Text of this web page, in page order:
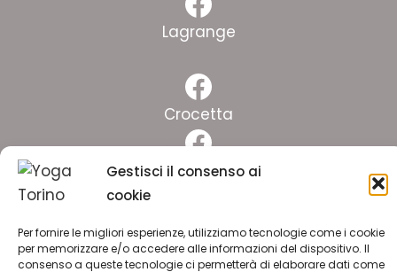
Gestisci il consenso ai
cookie
Per fornire le migliori esperienze, utilizziamo tecnologie come i cookie
per memorizzare e/o accedere alle informazioni del dispositivo. Il
consenso a queste tecnologie ci permetterà di elaborare dati come
Facebook
Lagrange
Facebook
Crocetta
Facebook
Pinelli
Facebook
Lingotto